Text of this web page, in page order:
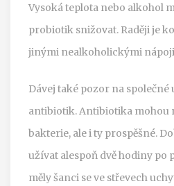
Vysoká teplota nebo alkohol
probiotik snižovat. Raději je
jinými nealkoholickými
Dávej také pozor na
antibiotik. Antibiotika mohou
bakterie, ale i ty prospěšné.
užívat alespoň dvě hodiny po
měly šanci se ve střevech